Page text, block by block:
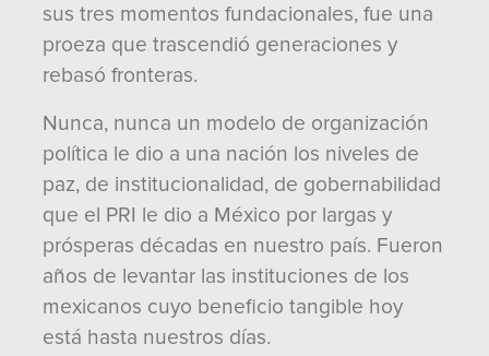
sus tres momentos fundacionales, fue una
proeza que trascendió generaciones y
rebasó fronteras.
Nunca, nunca un modelo de organización
política le dio a una nación los niveles de
paz, de institucionalidad, de gobernabilidad
que el PRI le dio a México por largas y
prósperas décadas en nuestro país. Fueron
años de levantar las instituciones de los
mexicanos cuyo beneficio tangible hoy
está hasta nuestros días.